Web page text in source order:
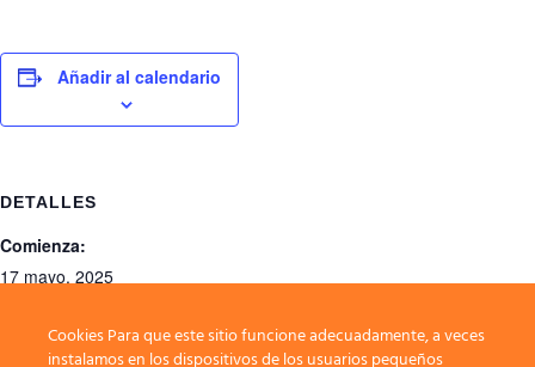
Añadir al calendario
DETALLES
Comienza:
17 mayo, 2025
18 mayo, 2025
Cookies Para que este sitio funcione adecuadamente, a veces
instalamos en los dispositivos de los usuarios pequeños